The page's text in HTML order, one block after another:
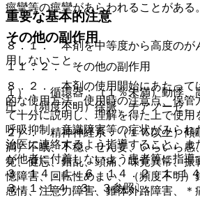
重要な基本的注意
８．１． 本剤を中等度から高度のが
用しないこと。
８．２． 本剤の使用開始にあたって
的な使用方法、使用時の注意点、保管
て十分に説明し、理解を得た上で使用
呼吸抑制、意識障害等の症状がみられ
治医に連絡するよう指導すること。ま
が他者に付着しないよう患者等に指導
３、１４．１．６、１４．２．１−１
３．１−１４．３．３参照〕。
痙攣等の痙攣があらわれることがある。
その他の副作用
１１．２． その他の副作用
１）． 循環器：（１％未満）動悸、
圧、（頻度不明）徐脈、チアノーゼ。
２）． 精神神経系：（１％以上）傾
満）不眠、不穏、せん妄、いらいら感
覚、健忘、錯乱、頭痛、味覚異常、振
憶障害、回転性めまい、（頻度不明）
感情、注意力障害、錐体外路障害、＊